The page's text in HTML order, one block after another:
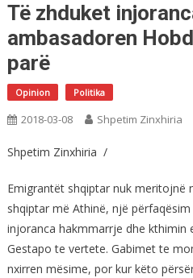
Të zhduket
ambasadoren
parë
Opinion Politika
2018-03-08 Shpetim Zinxhiria
Shpetim Zinxhiria /
Emigrantët shqiptar nuk
shqiptar më Athinë, një
injoranca hakmmarrje dhe kthimin
Gestapo te vertete. Gabimet te
nxirren mësime, por kur këto